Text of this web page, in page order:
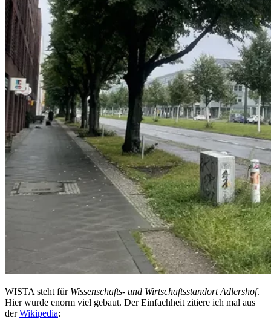
WISTA steht für Wissenschafts- und Wirtschaftsstandort Adlershof.
Hier wurde enorm viel gebaut. Der Einfachheit zitiere ich mal aus
derWikipedia: